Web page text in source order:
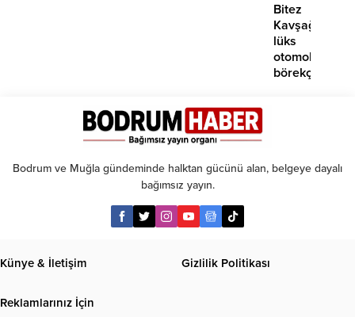
Bitez
Kavşağı’nda
lüks
otomobil
börekçiye
Bodrum ve Muğla gündeminde halktan gücünü alan, belgeye dayalı
bağımsız yayın.
Künye & İletişim Gizlilik Politikası
Reklamlarınız İçin